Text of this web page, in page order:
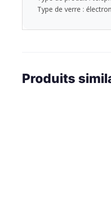
Type de verre :
Produits